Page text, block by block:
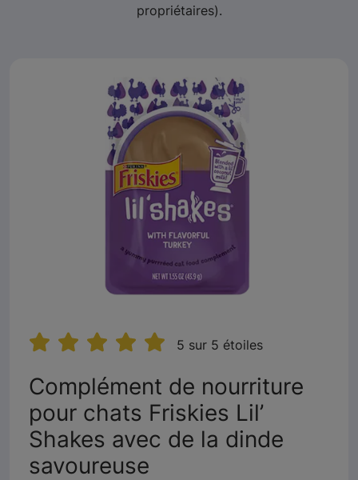
propriétaires).
5 sur 5 étoiles
Complément de nourriture
pour chats Friskies Lil’
Shakes avec de la dinde
savoureuse